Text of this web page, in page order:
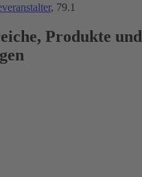
, 79.1
Produkte und